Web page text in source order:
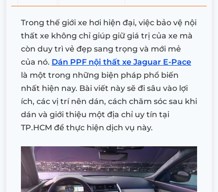
Trong thế giới xe hơi hiện đại, việc bảo vệ nội
thất xe không chỉ giúp giữ giá trị của xe mà
còn duy trì vẻ đẹp sang trọng và mới mẻ
của nó. Dán PPF nội thất xe Jaguar E-Pace
là một trong những biện pháp phổ biến
nhất hiện nay. Bài viết này sẽ đi sâu vào lợi
ích, các vị trí nên dán, cách chăm sóc sau khi
dán và giới thiệu một địa chỉ uy tín tại
TP.HCM để thực hiện dịch vụ này.